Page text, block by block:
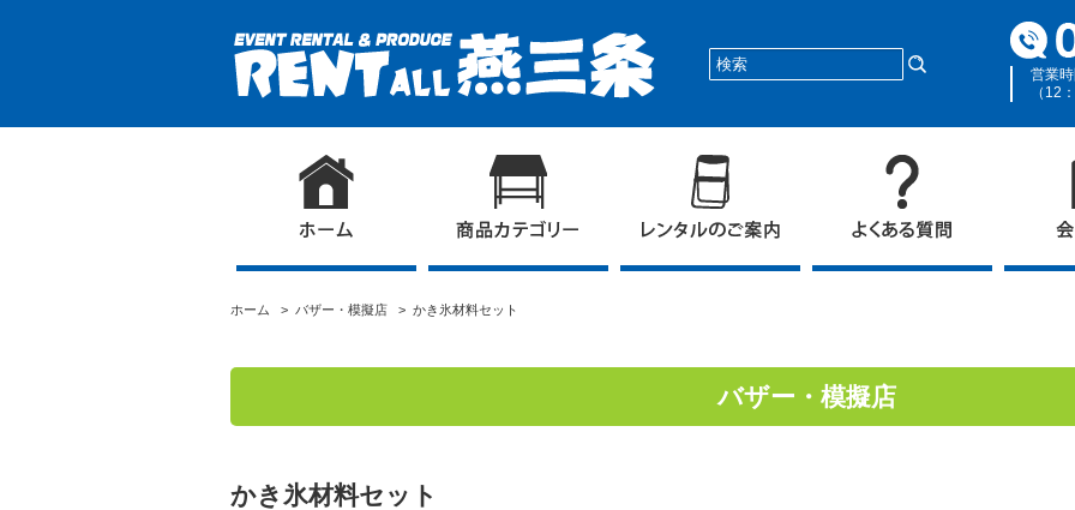
営業
（12
ホーム > バザー・模擬店 > かき氷材料セット
バザー・模擬店
かき氷材料セット